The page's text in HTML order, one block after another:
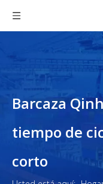
Barcaza
tiempo de
corto